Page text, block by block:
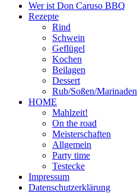
Wer ist Don Caruso BBQ
Rezepte
Rind
Schwein
Geflügel
Kochen
Beilagen
Dessert
Rub/Soßen/Marinaden
HOME
Mahlzeit!
On the road
Meisterschaften
Allgemein
Party time
Testecke
Impressum
Datenschutzerklärung